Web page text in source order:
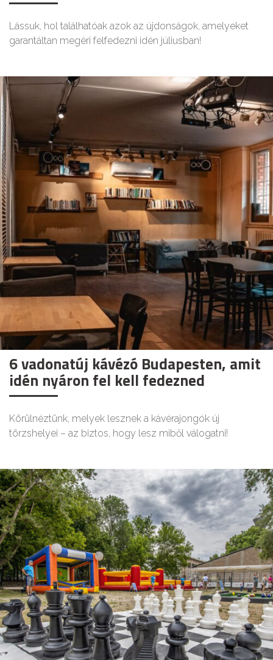
Lássuk, hol találhatóak azok az újdonságok, amelyeket
garantáltan megéri felfedezni idén júliusban!
6 vadonatúj kávézó Budapesten, amit
idén nyáron fel kell fedezned
Körülnéztünk, melyek lesznek a kávérajongók új
törzshelyei – az biztos, hogy lesz miből válogatni!